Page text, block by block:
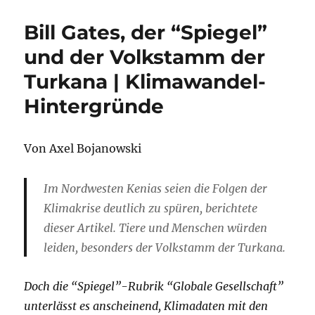
Bill Gates, der “Spiegel”
und der Volkstamm der
Turkana | Klimawandel-
Hintergründe
Von Axel Bojanowski
Im Nordwesten Kenias seien die Folgen der
Klimakrise deutlich zu spüren, berichtete
dieser Artikel. Tiere und Menschen würden
leiden, besonders der Volkstamm der Turkana.
Doch die “Spiegel”-Rubrik “Globale Gesellschaft”
unterlässt es anscheinend, Klimadaten mit den